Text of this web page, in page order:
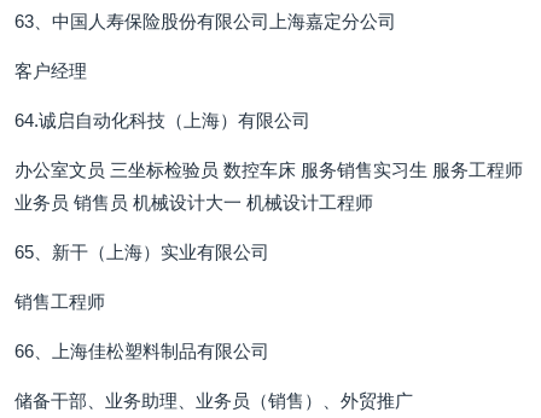
63、中国人寿保险股份有限公司上海嘉定分公司
客户经理
64.诚启自动化科技（上海）有限公司
办公室文员 三坐标检验员 数控车床 服务销售实习生 服务工程师
业务员 销售员 机械设计大一 机械设计工程师
65、新干（上海）实业有限公司
销售工程师
66、上海佳松塑料制品有限公司
储备干部、业务助理、业务员（销售）、外贸推广